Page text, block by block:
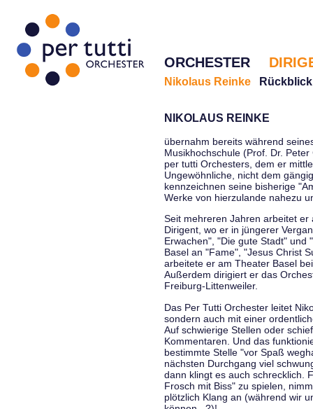
ORCHESTER
Nikolaus Reinke Rückblick
NIKOLAUS REINKE
übernahm bereits während
Musikhochschule (Prof. Dr.
per tutti Orchesters, dem er
Ungewöhnliche, nicht dem
kennzeichnen seine bisherige
Werke von hierzulande nahezu
Seit mehreren Jahren arbeitet
Dirigent, wo er in jüngerer
Erwachen", "Die gute Stadt" und
Basel an "Fame", "Jesus Christ
arbeitete er am Theater Basel
Außerdem dirigiert er das
Freiburg-Littenweiler.
Das Per Tutti Orchester leitet
sondern auch mit einer
Auf schwierige Stellen oder
Kommentaren. Und das
bestimmte Stelle "vor Spaß
nächsten Durchgang viel
dann klingt es auch schrecklich.
Frosch mit Biss" zu spielen,
plötzlich Klang an (während wir